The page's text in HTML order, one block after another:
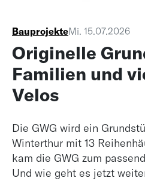
BauprojekteMi. 15.07.2026
Originelle
Familien und
Velos
Die GWG wird ein
Winterthur mit 13
kam die GWG zum
Und wie geht es jetzt